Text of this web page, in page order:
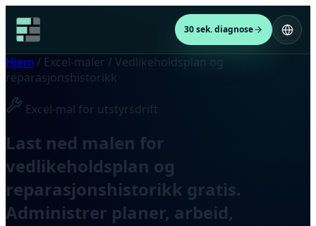
30 sek. diagnose
Hjem / Excel-maler / Vedlikeholdsplan og
reparasjonshistorikk
Excel-mal for utstyrsdrift
Last ned malen for
vedlikeholdsplan og
reparasjonshistorikk gratis.
Administrer planer, arbeid,